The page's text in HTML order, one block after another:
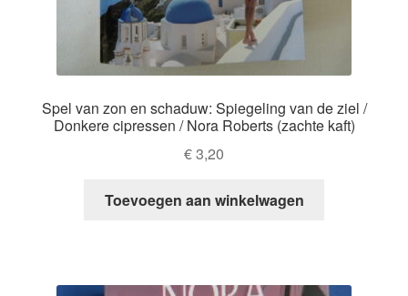
Spel van zon en schaduw: Spiegeling van de ziel /
Donkere cipressen / Nora Roberts (zachte kaft)
€3,20
Toevoegen aan winkelwagen